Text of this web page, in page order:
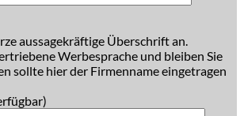
aussagekräftige Überschrift an.
Werbesprache und bleiben Sie
sollte hier der Firmenname eingetragen